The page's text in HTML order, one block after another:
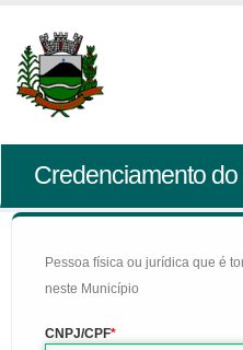
Credenciamento
Pessoa física ou jurídica que é
neste Município
CNPJ/CPF